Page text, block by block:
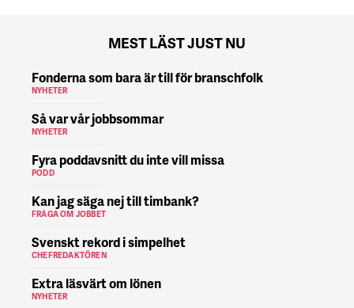
MEST LÄST JUST NU
Fonderna som bara är till för branschfolk
NYHETER
Så var vår jobbsommar
NYHETER
Fyra poddavsnitt du inte vill missa
PODD
Kan jag säga nej till timbank?
FRÅGA OM JOBBET
Svenskt rekord i simpelhet
CHEFREDAKTÖREN
Extra läsvärt om lönen
NYHETER